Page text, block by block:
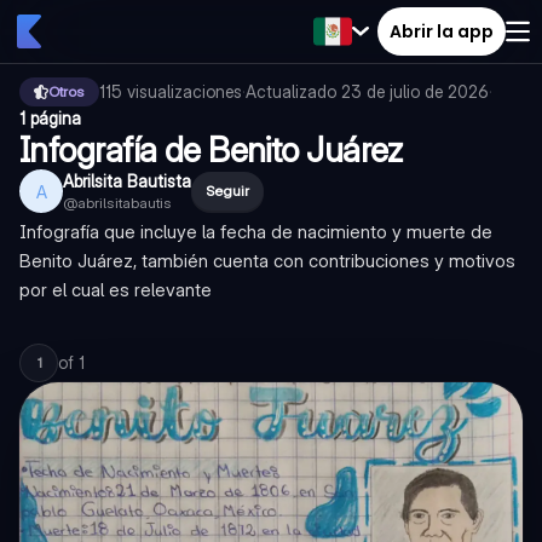
Abrir la app
Otros 115 visualizaciones·Actualizado 23 de julio de 2026·
1 página
Infografía de Benito Juárez
A Abrilsita Bautista
@abrilsitabautis
Seguir
Infografía que incluye la fecha de nacimiento y muerte de
Benito Juárez, también cuenta con contribuciones y motivos
por el cual es relevante
1 of 1